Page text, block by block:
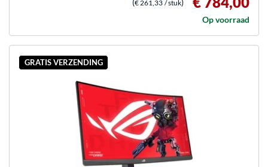
(€ 261,33 / stuk)
Op voorraad
GRATIS VERZENDING